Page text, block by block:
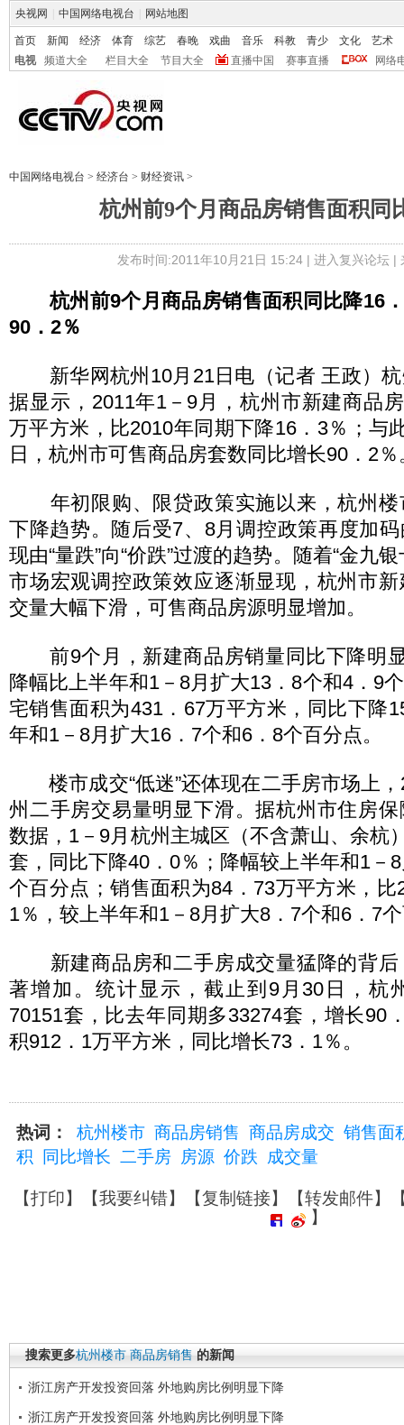
央视网 中国网络电视台 网站地图
首页 新闻 经济 体育 综艺 春晚 戏曲 音乐 科教 青少 文化
艺术
电视
频道大全 栏目大全 节目大全 直播中国 赛事直播 网络
中国网络电视台 > 经济台 > 财经资讯 >
杭州前9个月商品房销售面积同
发布时间:2011年10月21日 15:24 | 进入复兴论坛|
杭州前9个月商品房销售面积同比降16
90．2％
新华网杭州10月21日电（记者 王政）杭
据显示，2011年1－9月，杭州市新建商品
万平方米，比2010年同期下降16．3％；与
日，杭州市可售商品房套数同比增长90．2％
年初限购、限贷政策实施以来，杭州楼
下降趋势。随后受7、8月调控政策再度加
现由“量跌”向“价跌”过渡的趋势。随着“金九
市场宏观调控政策效应逐渐显现，杭州市
交量大幅下滑，可售商品房源明显增加。
前9个月，新建商品房销量同比下降明
降幅比上半年和1－8月扩大13．8个和4．9
宅销售面积为431．67万平方米，同比下降
年和1－8月扩大16．7个和6．8个百分点。
楼市成交“低迷”还体现在二手房市场上，
州二手房交易量明显下滑。据杭州市住房
数据，1－9月杭州主城区（不含萧山、余杭
套，同比下降40．0％；降幅较上半年和1－
个百分点；销售面积为84．73万平方米，比
1％，较上半年和1－8月扩大8．7个和6．7
新建商品房和二手房成交量猛降的背后
著增加。统计显示，截止到9月30日，杭
70151套，比去年同期多33274套，增长90
积912．1万平方米，同比增长73．1％。
热词： 杭州楼市 商品房销售 商品房成交 销售面
积
同比增长 二手房 房源 价跌 成交量
【打印】【我要纠错】【复制链接】【转发邮件】
】
搜索更多杭州楼市 商品房销售 的新闻
浙江房产开发投资回落 外地购房比例明显下降
浙江房产开发投资回落 外地购房比例明显下降